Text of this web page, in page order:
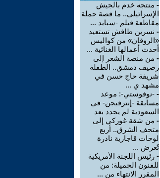
- منتجه خدم بالجيش
الإسرائيلي.. ما قصة حملة
مقاطعة فيلم -سبايد ...
- نسرين طافش تستعيد
«الروقان» من كواليس
أحدث أعمالها الغنائية ...
- من منصة الشعر إلى
رصيف دمشق.. الطفلة
شريفة حاج حسن في
مشهد ي ...
- -نوفوستي-: موعد
مسابقة -إنترفيجن- في
السعودية لم يحدد بعد
- من شقة غوركي إلى
متحف الشرق.. أربع
لوحات قاجارية نادرة
تُعرض ...
- رئيس اللجنة الأمريكية
للفنون الجميلة: من
المقرر الانتهاء من ...